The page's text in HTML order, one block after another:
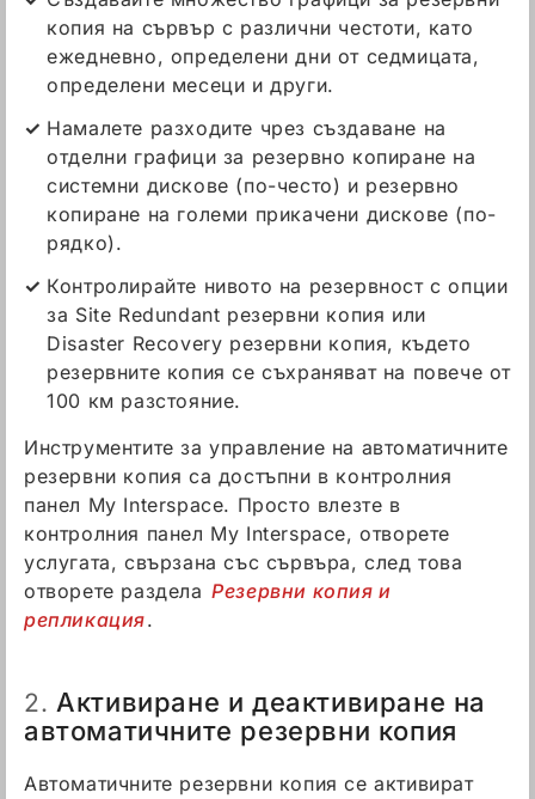
копия на сървър с различни честоти, като
ежедневно, определени дни от седмицата,
определени месеци и други.
Намалете разходите чрез създаване на
отделни графици за резервно копиране на
системни дискове (по-често) и резервно
копиране на големи прикачени дискове (по-
рядко).
Контролирайте нивото на резервност с опции
за Site Redundant резервни копия или
Disaster Recovery резервни копия, където
резервните копия се съхраняват на повече от
100 км разстояние.
Инструментите за управление на автоматичните
резервни копия са достъпни в контролния
панел My Interspace. Просто влезте в
контролния панел My Interspace, отворете
услугата, свързана със сървъра, след това
отворете раздела Резервни копия и
репликация.
2. Активиране и деактивиране на
автоматичните резервни копия
Автоматичните резервни копия се активират